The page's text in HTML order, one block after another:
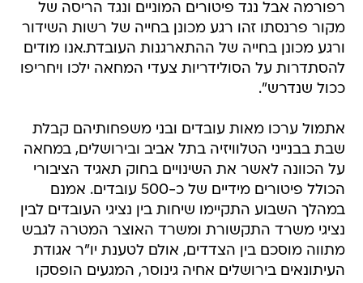
רפורמה אבל נגד פיטורים המוניים ונגד הריסה של
מקור פרנסתו זהו רגע מכונן בחייה של רשות השידור
ורגע מכונן בחייה של ההתארגנות העובדת.אנו מודים
להסתדרות על הסולידריות צעדי המחאה ילכו ויחריפו
ככול שנדרש".
אתמול ערכו מאות עובדים ובני משפחותיהם קבלת
שבת בבנייני הטלוויזיה בתל אביב ובירושלים, במחאה
על הכוונה לאשר את השינויים בחוק תאגיד הציבורי
הכולל פיטורים מידיים של כ-500 עובדים. אמנם
במהלך השבוע התקיימו שיחות בין נציגי העובדים לבין
נציגי משרד התקשורת ומשרד האוצר המטרה לגבש
מתווה מוסכם בין הצדדים, אולם לטענת יו"ר אגודת
העיתונאים בירושלים אחיה גינוסר, המגעים הופסקו